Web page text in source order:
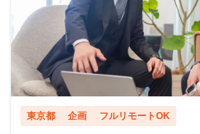
東京都 企画 フルリモートOK